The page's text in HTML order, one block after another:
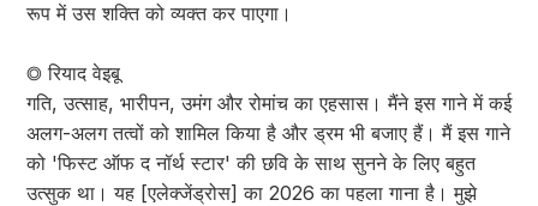
रूप में उस शक्ति को व्यक्त कर पाएगा।
◎ रियाद वेइबू
गति, उत्साह, भारीपन, उमंग और रोमांच का एहसास। मैंने इस गाने में कई
अलग-अलग तत्वों को शामिल किया है और ड्रम भी बजाए हैं। मैं इस गाने
को 'फिस्ट ऑफ द नॉर्थ स्टार' की छवि के साथ सुनने के लिए बहुत
उत्सुक था। यह [एलेक्जेंड्रोस] का 2026 का पहला गाना है। मुझे